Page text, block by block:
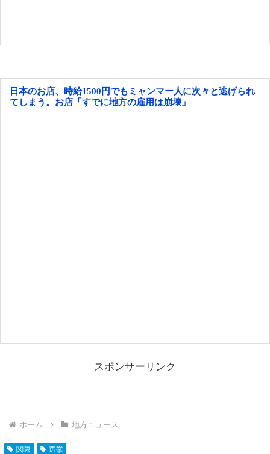
日本のお店、時給1500円でもミャンマー人に次々と逃げられ
てしまう。お店「すでに地方の雇用は崩壊」
スポンサーリンク
ホーム 地方ニュース
関東 選挙